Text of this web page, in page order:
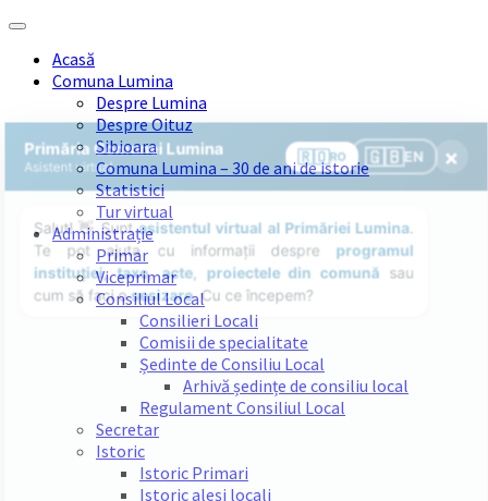
Skip
content
Skip
sidebar
Skip
right
sidebar
Skip
footerAcasă
Comuna Lumina
Despre Lumina
Despre Oituz
Sibioara
Comuna Lumina – 30 de ani de istorie
Statistici
Tur virtual
Administrație
Primar
Viceprimar
Consiliul Local
Consilieri Locali
Comisii de specialitate
Ședinte de Consiliu Local
Arhivă ședințe de consiliu local
Regulament Consiliul Local
Secretar
Istoric
Istoric Primari
Istoric aleși locali